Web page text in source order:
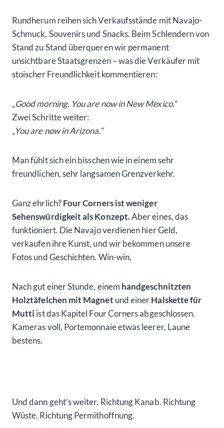
Rundherum reihen sich Verkaufsstände mit Navajo-
Schmuck, Souvenirs und Snacks. Beim Schlendern von
Stand zu Stand überqueren wir permanent
unsichtbare Staatsgrenzen – was die Verkäufer mit
stoischer Freundlichkeit kommentieren:
„Good morning. You are now in New Mexico.“
Zwei Schritte weiter:
„You are now in Arizona.“
Man fühlt sich ein bisschen wie in einem sehr
freundlichen, sehr langsamen Grenzverkehr.
Ganz ehrlich?Four Corners ist weniger
Sehenswürdigkeit als Konzept.Aber eines, das
funktioniert. Die Navajo verdienen hier Geld,
verkaufen ihre Kunst, und wir bekommen unsere
Fotos und Geschichten. Win-win.
Nach gut einer Stunde, einem handgeschnitzten
Holztäfelchen mit Magnet und einerHalskette für
Mutti ist das Kapitel Four Corners abgeschlossen.
Kameras voll, Portemonnaie etwas leerer, Laune
bestens.
Und dann geht’s weiter. Richtung Kanab. Richtung
Wüste. Richtung Permithoffnung.